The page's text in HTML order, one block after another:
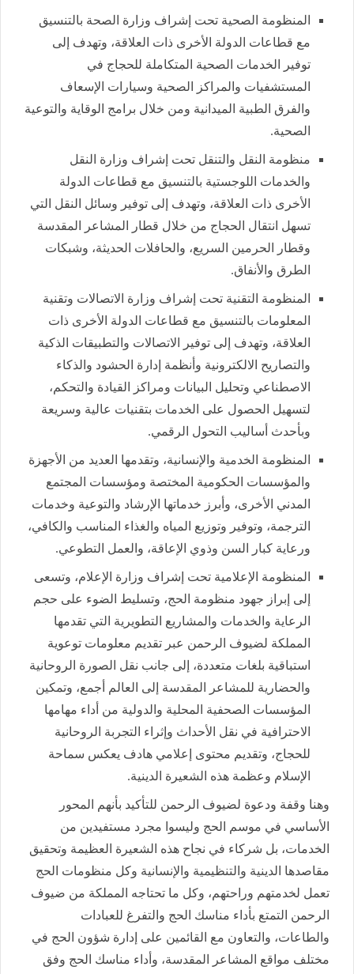
المنظومة الصحية تحت إشراف وزارة الصحة بالتنسيق
مع قطاعات الدولة الأخرى ذات العلاقة، وتهدف إلى
توفير الخدمات الصحية المتكاملة للحجاج في
المستشفيات والمراكز الصحية وسيارات الإسعاف
والفرق الطبية الميدانية ومن خلال برامج الوقاية والتوعية
الصحية.
منظومة النقل والتنقل تحت إشراف وزارة النقل
والخدمات اللوجستية بالتنسيق مع قطاعات الدولة
الأخرى ذات العلاقة، وتهدف إلى توفير وسائل النقل التي
تسهل انتقال الحجاج من خلال قطار المشاعر المقدسة
وقطار الحرمين السريع، والحافلات الحديثة، وشبكات
الطرق والأنفاق.
المنظومة التقنية تحت إشراف وزارة الاتصالات وتقنية
المعلومات بالتنسيق مع قطاعات الدولة الأخرى ذات
العلاقة، وتهدف إلى توفير الاتصالات والتطبيقات الذكية
والتصاريح الالكترونية وأنظمة إدارة الحشود والذكاء
الاصطناعي وتحليل البيانات ومراكز القيادة والتحكم،
لتسهيل الحصول على الخدمات بتقنيات عالية وسريعة
وبأحدث أساليب التحول الرقمي.
المنظومة الخدمية والإنسانية، وتقدمها العديد من الأجهزة
والمؤسسات الحكومية المختصة ومؤسسات المجتمع
المدني الأخرى، وأبرز خدماتها الإرشاد والتوعية وخدمات
الترجمة، وتوفير وتوزيع المياه والغذاء المناسب والكافي،
ورعاية كبار السن وذوي الإعاقة، والعمل التطوعي.
المنظومة الإعلامية تحت إشراف وزارة الإعلام، وتسعى
إلى إبراز جهود منظومة الحج، وتسليط الضوء على حجم
الرعاية والخدمات والمشاريع التطويرية التي تقدمها
المملكة لضيوف الرحمن عبر تقديم معلومات توعوية
استباقية بلغات متعددة، إلى جانب نقل الصورة الروحانية
والحضارية للمشاعر المقدسة إلى العالم أجمع، وتمكين
المؤسسات الصحفية المحلية والدولية من أداء مهامها
الاحترافية في نقل الأحداث وإثراء التجربة الروحانية
للحجاج، وتقديم محتوى إعلامي هادف يعكس سماحة
الإسلام وعظمة هذه الشعيرة الدينية.
وهنا وقفة ودعوة لضيوف الرحمن للتأكيد بأنهم المحور
الأساسي في موسم الحج وليسوا مجرد مستفيدين من
الخدمات، بل شركاء في نجاح هذه الشعيرة العظيمة وتحقيق
مقاصدها الدينية والتنظيمية والإنسانية وكل منظومات الحج
تعمل لخدمتهم وراحتهم، وكل ما تحتاجه المملكة من ضيوف
الرحمن التمتع بأداء مناسك الحج والتفرغ للعبادات
والطاعات، والتعاون مع القائمين على إدارة شؤون الحج في
مختلف مواقع المشاعر المقدسة، وأداء مناسك الحج وفق